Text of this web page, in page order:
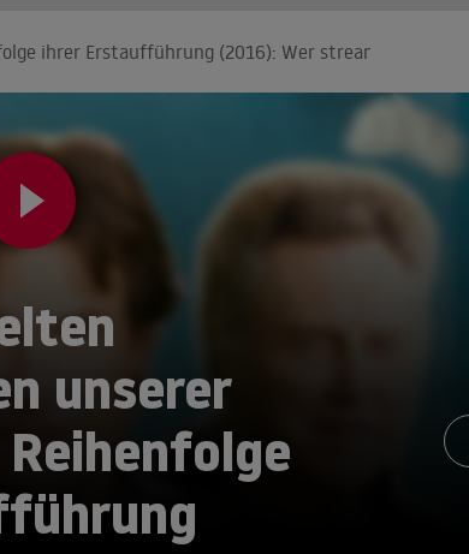
ihrer Erstaufführung (2016): Wer streamt es?
unserer